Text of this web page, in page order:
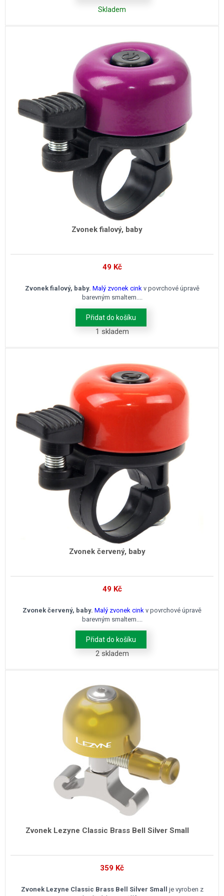
Skladem
Zvonek fialový, baby
49 Kč
Zvonek fialový, baby. Malý zvonek cinkv povrchové úpravě
barevným smaltem....
Přidat do košíku
1 skladem
Zvonek červený, baby
49 Kč
Zvonek červený, baby. Malý zvonek cink v povrchové úpravě
barevným smaltem....
Přidat do košíku
2 skladem
Zvonek Lezyne Classic Brass Bell Silver Small
359 Kč
Zvonek Lezyne Classic Brass Bell Silver Small
je vyroben z